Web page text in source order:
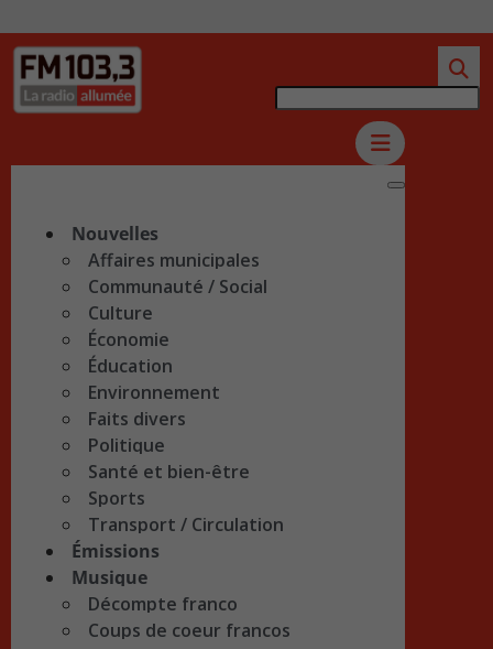
Nouvelles
Affaires municipales
Communauté / Social
Culture
Économie
Éducation
Environnement
Faits divers
Politique
Santé et bien-être
Sports
Transport / Circulation
Émissions
Musique
Décompte franco
Coups de coeur francos